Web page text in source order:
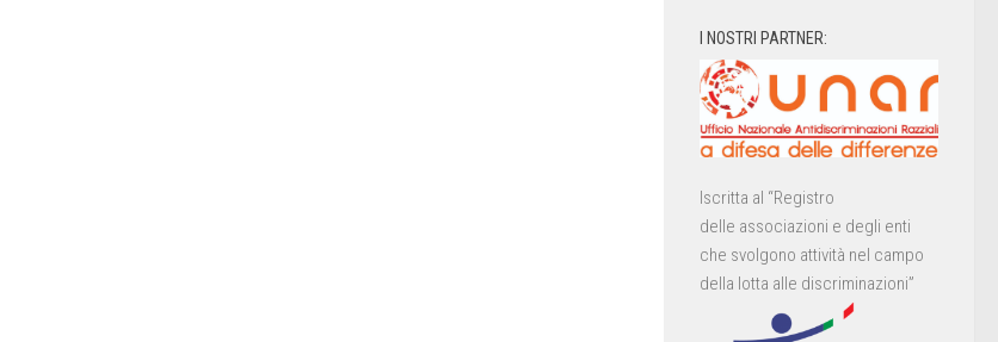
I NOSTRI PARTNER:
Iscritta al “Registro
delle associazioni e degli enti
che svolgono attività nel campo
della lotta alle discriminazioni”